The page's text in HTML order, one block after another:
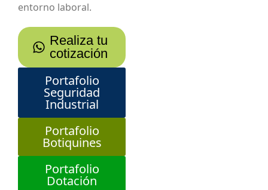
entorno laboral.
Realiza tu
cotización
Portafolio
Seguridad
Industrial
Portafolio
Botiquines
Portafolio
Dotación